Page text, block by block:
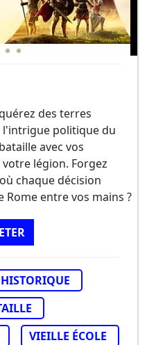
des terres
l'intrigue politique du
avec vos
légion. Forgez
chaque décision
Rome entre vos mains ?
HISTORIQUE
VIEILLE ÉCOLE